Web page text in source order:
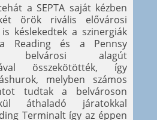
a SEPTA saját kézben
örök rivális elővárosi
késlekedtek a szinergiák
a Reading és a Pennsy
alagút
összekötötték, így
melyben számos
tudtak a belvároson
áthaladó járatokkal
Terminalt így az éppen